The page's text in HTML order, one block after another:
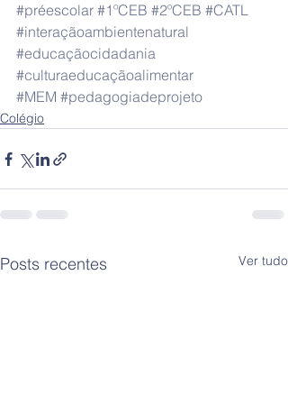
#préescolar #1ºCEB #2ºCEB #CATL
#interaçãoambientenatural
#educaçãocidadania
#culturaeducaçãoalimentar
#MEM #pedagogiadeprojeto
Colégio
Posts recentes Ver tudo